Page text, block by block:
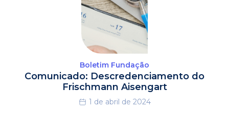
Boletim Fundação
Comunicado: Descredenciamento do
Frischmann Aisengart
1 de abril de 2024